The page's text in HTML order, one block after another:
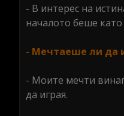
- В интерес на
началото беше
- Мечтаеше ли да
- Моите мечти
да играя.